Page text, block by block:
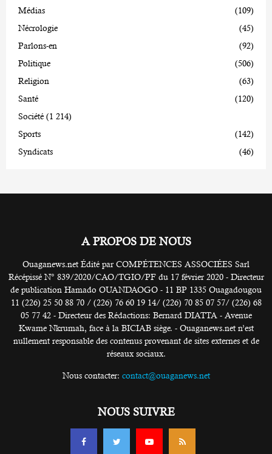
Médias
(109)
Nécrologie
(45)
Parlons-en
(92)
Politique
(506)
Religion
(63)
Santé
(120)
Société (1 214)
Sports
(142)
Syndicats
(46)
A PROPOS DE NOUS
Ouaganews.net Édité par COMPÉTENCES ASSOCIÉES Sarl
Récépissé N° 839/2020/CAO/TGIO/PF du 17 février 2020 - Directeur
de publication Hamado OUANDAOGO - 11 BP 1335 Ouagadougou
11 (226) 25 50 88 70 / (226) 76 60 19 14/ (226) 70 85 07 57/ (226) 68
05 77 42 - Directeur des Rédactions: Bernard DIATTA - Avenue
Kwame Nkrumah, face à la BICIAB siège. - Ouaganews.net n’est
nullement responsable des contenus provenant de sites externes et de
réseaux sociaux.
Nous contacter: contact@ouaganews.net
NOUS SUIVRE